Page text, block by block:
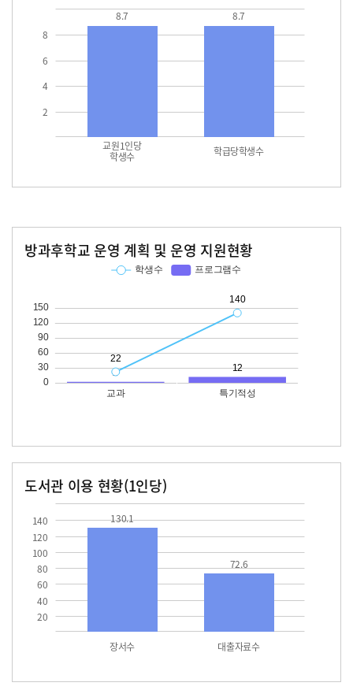
2
4
6
8
교원1인당
학생수 학급당학생수
8.7 8.7
방과후학교 운영 계획 및 운영 지원현황
도서관 이용 현황(1인당)
20
40
60
80
100
120
140
장서수 대출자료수
130.1
72.6